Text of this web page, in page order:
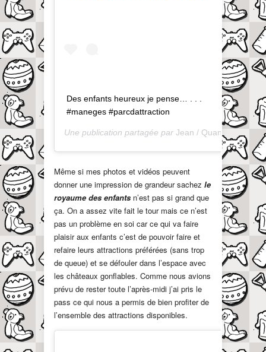
Des enfants heureux je pense… . . .
#maneges #parcdattraction
Une publication partagée par Jean / QuandOnEstPapa
Même si mes photos et vidéos peuvent
donner une impression de grandeur sachez le
royaume des enfants n’est pas si grand que
ça. On a assez vite fait le tour mais ce n’est
pas un problème en soi car ce qui va faire
plaisir aux enfants c’est de pouvoir faire et
refaire leurs attractions préférées (sans trop
de queue) et se défouler dans l’espace avec
les châteaux gonflables. Comme nous avions
prévu de rester toute l’après-midi j’ai pris le
pass ce qui nous a permis de bien profiter de
l’ensemble des attractions disponibles.